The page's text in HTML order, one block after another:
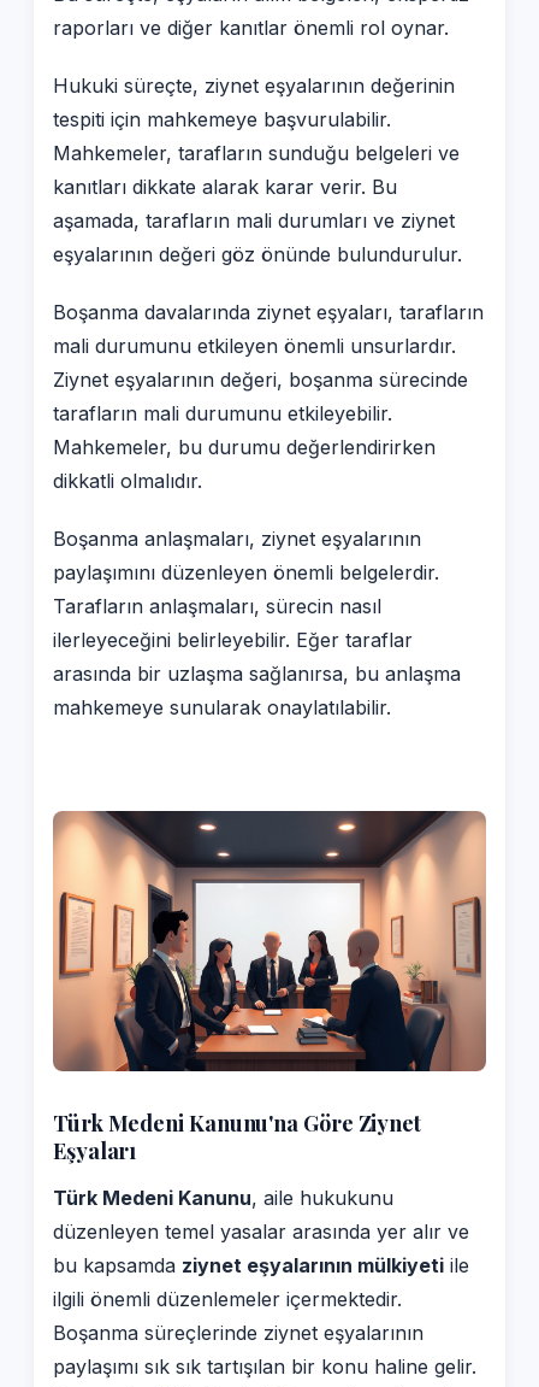
raporları ve diğer kanıtlar önemli rol oynar.
Hukuki süreçte, ziynet eşyalarının değerinin
tespiti için mahkemeye başvurulabilir.
Mahkemeler, tarafların sunduğu belgeleri ve
kanıtları dikkate alarak karar verir. Bu
aşamada, tarafların mali durumları ve ziynet
eşyalarının değeri göz önünde bulundurulur.
Boşanma davalarında ziynet eşyaları, tarafların
mali durumunu etkileyen önemli unsurlardır.
Ziynet eşyalarının değeri, boşanma sürecinde
tarafların mali durumunu etkileyebilir.
Mahkemeler, bu durumu değerlendirirken
dikkatli olmalıdır.
Boşanma anlaşmaları, ziynet eşyalarının
paylaşımını düzenleyen önemli belgelerdir.
Tarafların anlaşmaları, sürecin nasıl
ilerleyeceğini belirleyebilir. Eğer taraflar
arasında bir uzlaşma sağlanırsa, bu anlaşma
mahkemeye sunularak onaylatılabilir.
Türk Medeni Kanunu'na Göre Ziynet
Eşyaları
Türk Medeni Kanunu, aile hukukunu
düzenleyen temel yasalar arasında yer alır ve
bu kapsamda ziynet eşyalarının mülkiyeti ile
ilgili önemli düzenlemeler içermektedir.
Boşanma süreçlerinde ziynet eşyalarının
paylaşımı sık sık tartışılan bir konu haline gelir.